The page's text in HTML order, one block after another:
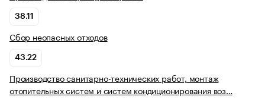
38.11
Сбор неопасных отходов
43.22
Производство санитарно-технических работ, монтаж
отопительных систем и систем кондиционирования воз…